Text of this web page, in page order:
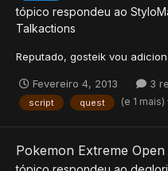
tópico respondeu ao
Talkactions
Reputado, gosteik vou
Fevereiro 4, 2013 3
script quest (e 1 mais)
Pokemon Extreme